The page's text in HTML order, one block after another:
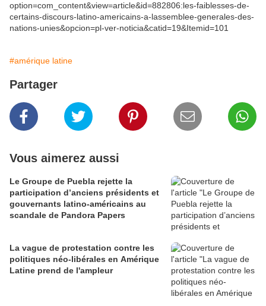
option=com_content&view=article&id=882806:les-faiblesses-de-
certains-discours-latino-americains-a-lassemblee-generales-des-
nations-unies&opcion=pl-ver-noticia&catid=19&Itemid=101
#amérique latine
Partager
Vous aimerez aussi
Le Groupe de Puebla rejette la
participation d’anciens présidents et
gouvernants latino-américains au
scandale de Pandora Papers
La vague de protestation contre les
politiques néo-libérales en Amérique
Latine prend de l'ampleur